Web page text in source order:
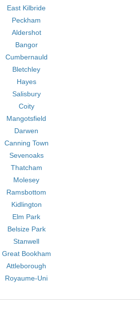
East Kilbride
Peckham
Aldershot
Bangor
Cumbernauld
Bletchley
Hayes
Salisbury
Coity
Mangotsfield
Darwen
Canning Town
Sevenoaks
Thatcham
Molesey
Ramsbottom
Kidlington
Elm Park
Belsize Park
Stanwell
Great Bookham
Attleborough
Royaume-Uni